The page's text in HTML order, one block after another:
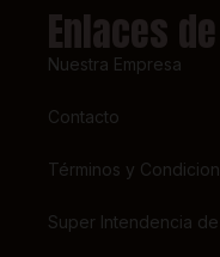
Enlaces
Nuestra Empresa
Contacto
Términos y
Super Intendencia